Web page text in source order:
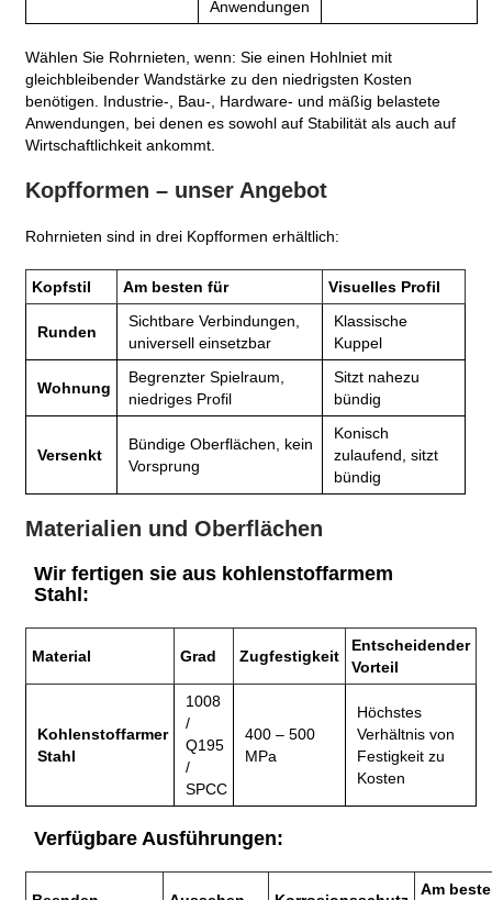
Anwendungen
Wählen Sie Rohrnieten, wenn: Sie einen Hohlniet mit
gleichbleibender Wandstärke zu den niedrigsten Kosten
benötigen. Industrie-, Bau-, Hardware- und mäßig belastete
Anwendungen, bei denen es sowohl auf Stabilität als auch auf
Wirtschaftlichkeit ankommt.
Kopfformen – unser Angebot
Rohrnieten sind in drei Kopfformen erhältlich:
Kopfstil Am besten für Visuelles Profil
Runden
Sichtbare Verbindungen,
universell einsetzbar
Klassische
Kuppel
Wohnung
Begrenzter Spielraum,
niedriges Profil
Sitzt nahezu
bündig
Versenkt
Bündige Oberflächen, kein
Vorsprung
Konisch
zulaufend, sitzt
bündig
Materialien und Oberflächen
Wir fertigen sie aus kohlenstoffarmem
Stahl:
Material Grad Zugfestigkeit
Entscheidender
Vorteil
Kohlenstoffarmer
Stahl
1008
/
Q195
/
SPCC
400 – 500
MPa
Höchstes
Verhältnis von
Festigkeit zu
Kosten
Verfügbare Ausführungen:
Am